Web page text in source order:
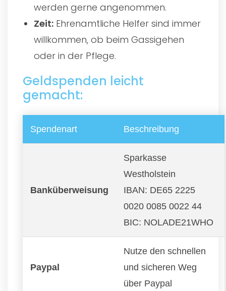
werden gerne angenommen.
Zeit: Ehrenamtliche Helfer sind immer
willkommen, ob beim Gassigehen
oder in der Pflege.
Geldspenden leicht
gemacht:
Spendenart Beschreibung
Banküberweisung
Sparkasse
Westholstein
IBAN: DE65 2225
0020 0085 0022 44
BIC: NOLADE21WHO
Paypal
Nutze den schnellen
und sicheren Weg
über Paypal